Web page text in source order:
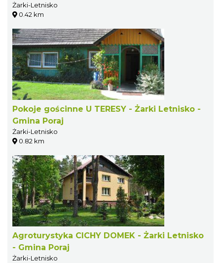
Żarki-Letnisko
0.42 km
Pokoje gościnne U TERESY - Żarki Letnisko -
Gmina Poraj
Żarki-Letnisko
0.82 km
Agroturystyka CICHY DOMEK - Żarki Letnisko
- Gmina Poraj
Żarki-Letnisko